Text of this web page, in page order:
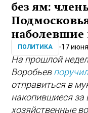
без ям:
наболевшие
ПОЛИТИКА 17
На прошлой
Воробьев
отправиться в
накопившиеся за
хозяйственные